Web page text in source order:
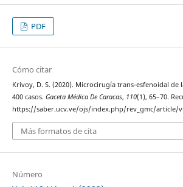
PDF
Cómo citar
Krivoy, D. S. (2020). Microcirugía trans-esfenoidal de
400 casos. Gaceta Médica De Caracas, 110(1), 65–70.
https://saber.ucv.ve/ojs/index.php/rev_gmc/article/
Más formatos de cita
Número